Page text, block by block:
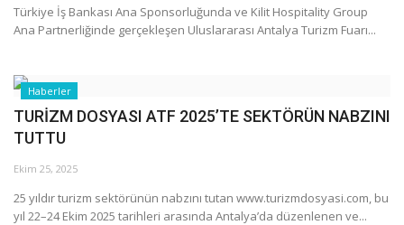
Türkiye İş Bankası Ana Sponsorluğunda ve Kilit Hospitality Group
Ana Partnerliğinde gerçekleşen Uluslararası Antalya Turizm Fuarı...
Haberler
TURİZM DOSYASI ATF 2025’TE SEKTÖRÜN NABZINI
TUTTU
Ekim 25, 2025
25 yıldır turizm sektörünün nabzını tutan www.turizmdosyasi.com, bu
yıl 22–24 Ekim 2025 tarihleri arasında Antalya’da düzenlenen ve...